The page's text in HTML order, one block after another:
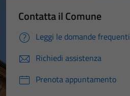
Contatta il Comune
Leggi le domande frequenti
Richiedi assistenza
Prenota appuntamento